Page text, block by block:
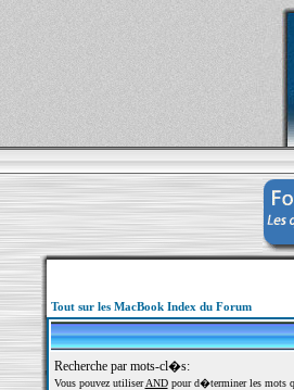
Tout sur les MacBook Index du Forum
Recherche par mots-cl�s:
Vous pouvez utiliserANDpour d�terminer les mots